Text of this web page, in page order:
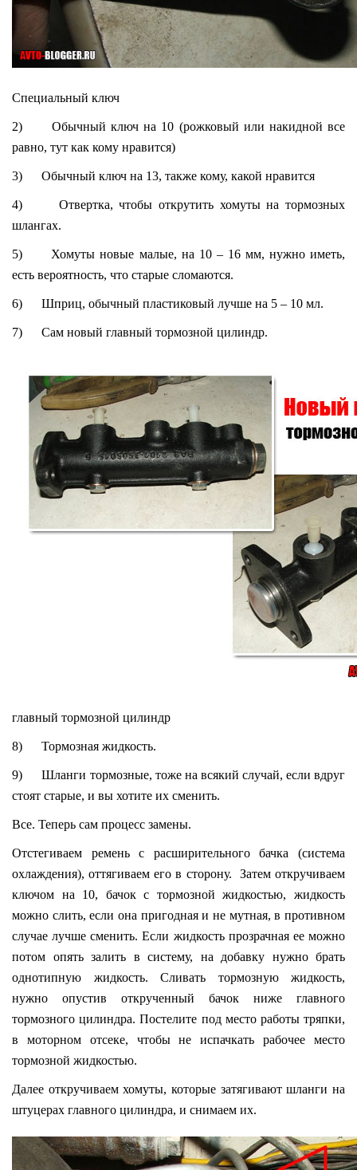
Специальный ключ
2) Обычный ключ на 10 (рожковый или накидной все
равно, тут как кому нравится)
3) Обычный ключ на 13, также кому, какой нравится
4) Отвертка, чтобы открутить хомуты на тормозных
шлангах.
5) Хомуты новые малые, на 10 – 16 мм, нужно иметь,
есть вероятность, что старые сломаются.
6) Шприц, обычный пластиковый лучше на 5 – 10 мл.
7) Сам новый главный тормозной цилиндр.
главный тормозной цилиндр
8) Тормозная жидкость.
9) Шланги тормозные, тоже на всякий случай, если вдруг
стоят старые, и вы хотите их сменить.
Все. Теперь сам процесс замены.
Отстегиваем ремень с расширительного бачка (система
охлаждения), оттягиваем его в сторону. Затем откручиваем
ключом на 10, бачок с тормозной жидкостью, жидкость
можно слить, если она пригодная и не мутная, в противном
случае лучше сменить. Если жидкость прозрачная ее можно
потом опять залить в систему, на добавку нужно брать
однотипную жидкость. Сливать тормозную жидкость,
нужно опустив открученный бачок ниже главного
тормозного цилиндра. Постелите под место работы тряпки,
в моторном отсеке, чтобы не испачкать рабочее место
тормозной жидкостью.
Далее откручиваем хомуты, которые затягивают шланги на
штуцерах главного цилиндра, и снимаем их.